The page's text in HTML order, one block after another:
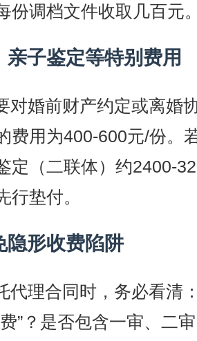
份调档文件收取几百元
子鉴定等特别费用
对婚前财产约定或离婚
费用为400-600元/份。
定（二联体）约2400-
行垫付。
隐形收费陷阱
代理合同时，务必看清
”？是否包含一审、二